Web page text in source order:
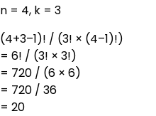
n = 4, k = 3
(4+3–1)! / (3! × (4–1)!)
= 6! / (3! × 3!)
= 720 / (6 × 6)
= 720 / 36
= 20